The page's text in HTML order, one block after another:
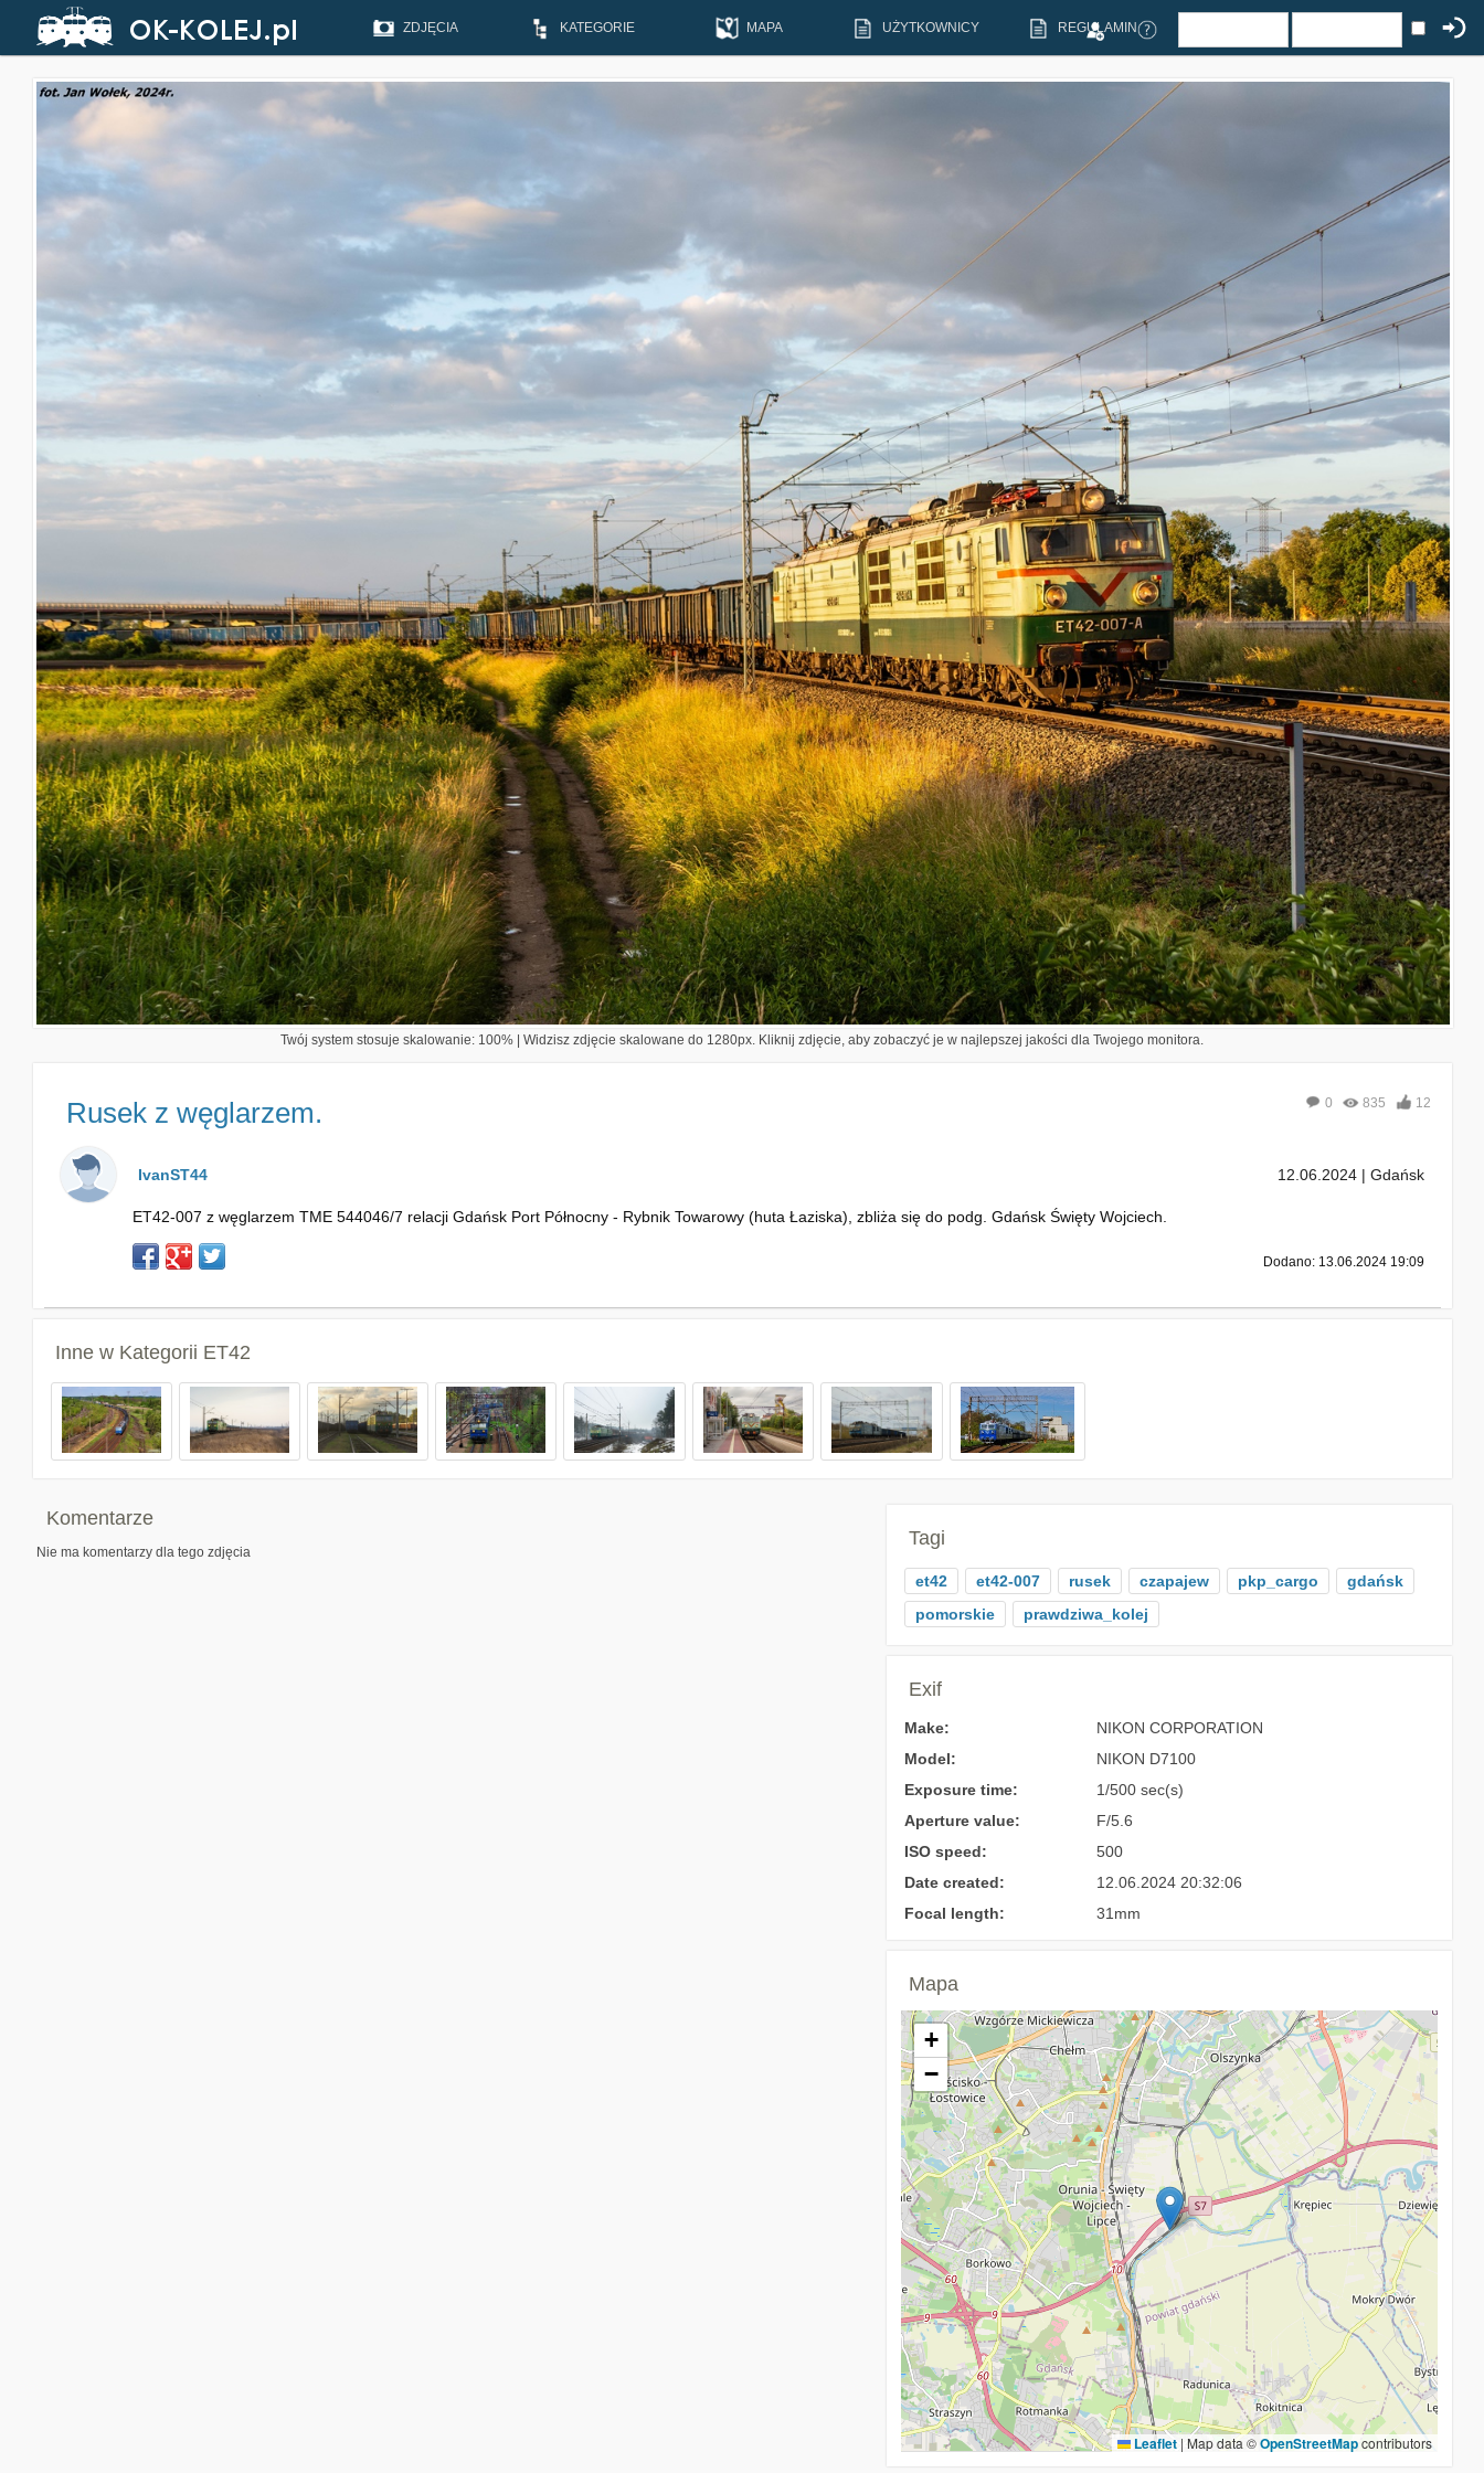
ZDJĘCIA KATEGORIE MAPA UŻYTKOWNICY REGULAMIN
Twój system stosuje skalowanie: 100% | Widzisz zdjęcie skalowane do 1280px. Kliknij zdjęcie, aby zobaczyć je w najlepszej jakości dla Twojego monitora.
Rusek z węglarzem. 0 835 12
IvanST44 12.06.2024 | Gdańsk
ET42-007 z węglarzem TME 544046/7 relacji Gdańsk Port Północny - Rybnik Towarowy (huta Łaziska), zbliża się do podg. Gdańsk Święty Wojciech.
Dodano: 13.06.2024 19:09
Inne w Kategorii ET42
Komentarze
Nie ma komentarzy dla tego zdjęcia
Tagi
et42 et42-007 rusek czapajew pkp_cargo
gdańsk
pomorskie
prawdziwa_kolej
Exif
Make:
NIKON CORPORATION
Model:
NIKON D7100
Exposure time:
1/500 sec(s)
Aperture value:
F/5.6
ISO speed:
500
Date created:
12.06.2024 20:32:06
Focal length:
31mm
Mapa
+
−
Leaflet | Map data ©OpenStreetMapcontributors